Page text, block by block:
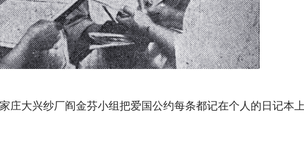
庄大兴纱厂阎金芬小组把爱国公约每条都记在个人的日记本